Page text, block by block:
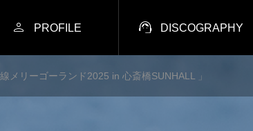
 PROFILE  DISCOGRAPHY
メリーゴーランド2025 in 心斎橋SUNHALL 」